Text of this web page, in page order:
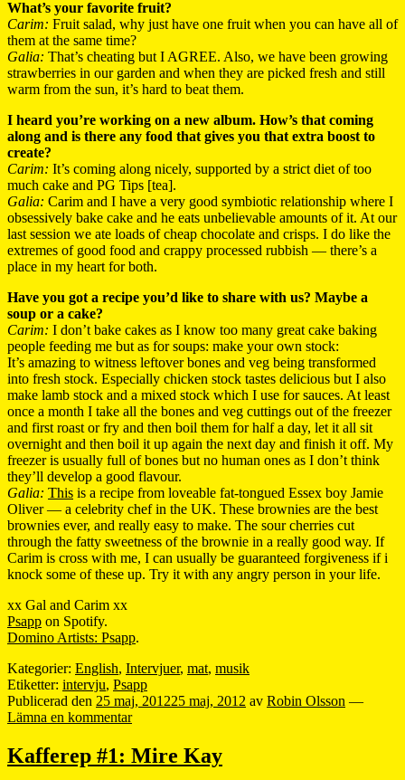
What’s your favorite fruit?
Carim: Fruit salad, why just have one fruit when you can have all of
them at the same time?
Galia: That’s cheating but I AGREE. Also, we have been growing
strawberries in our garden and when they are picked fresh and still
warm from the sun, it’s hard to beat them.
I heard you’re working on a new album. How’s that coming
along and is there any food that gives you that extra boost to
create?
Carim: It’s coming along nicely, supported by a strict diet of too
much cake and PG Tips [tea].
Galia: Carim and I have a very good symbiotic relationship where I
obsessively bake cake and he eats unbelievable amounts of it. At our
last session we ate loads of cheap chocolate and crisps. I do like the
extremes of good food and crappy processed rubbish — there’s a
place in my heart for both.
Have you got a recipe you’d like to share with us? Maybe a
soup or a cake?
Carim: I don’t bake cakes as I know too many great cake baking
people feeding me but as for soups: make your own stock:
It’s amazing to witness leftover bones and veg being transformed
into fresh stock. Especially chicken stock tastes delicious but I also
make lamb stock and a mixed stock which I use for sauces. At least
once a month I take all the bones and veg cuttings out of the freezer
and first roast or fry and then boil them for half a day, let it all sit
overnight and then boil it up again the next day and finish it off. My
freezer is usually full of bones but no human ones as I don’t think
they’ll develop a good flavour.
Galia: This is a recipe from loveable fat-tongued Essex boy Jamie
Oliver — a celebrity chef in the UK. These brownies are the best
brownies ever, and really easy to make. The sour cherries cut
through the fatty sweetness of the brownie in a really good way. If
Carim is cross with me, I can usually be guaranteed forgiveness if i
knock some of these up. Try it with any angry person in your life.
xx Gal and Carim xx
Psapp on Spotify.
Domino Artists: Psapp.
Kategorier: English, Intervjuer, mat, musik
Etiketter: intervju, Psapp
Publicerad den 25 maj, 201225 maj, 2012 av Robin Olsson —
Lämna en kommentar
Kafferep #1: Mire Kay